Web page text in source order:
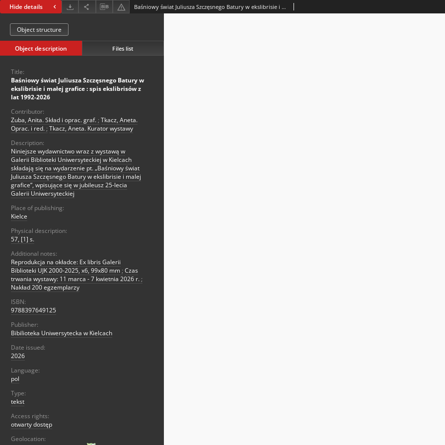
Hide details Baśniowy świat Juliusza Szczęsnego Batury w ekslibrisie i małej grafice : spis ekslibrisów z lat 1992-2026
Object structure
Object description Files list
Title:
Baśniowy świat Juliusza Szczęsnego Batury w
ekslibrisie i małej grafice : spis ekslibrisów z
lat 1992-2026
Contributor:
Zuba, Anita. Skład i oprac. graf. ; Tkacz, Aneta.
Oprac. i red. ; Tkacz, Aneta. Kurator wystawy
Description:
Niniejsze wydawnictwo wraz z wystawą w
Galerii Biblioteki Uniwersyteckiej w Kielcach
składają się na wydarzenie pt. „Baśniowy świat
Juliusza Szczęsnego Batury w ekslibrisie i malej
grafice”, wpisujące się w jubileusz 25-lecia
Galerii Uniwersyteckiej
Place of publishing:
Kielce
Physical description:
57, [1] s.
Additional notes:
Reprodukcja na okładce: Ex libris Galerii
Biblioteki UJK 2000-2025, x6, 99x80 mm ; Czas
trwania wystawy: 11 marca - 7 kwietnia 2026 r. ;
Nakład 200 egzemplarzy
ISBN:
9788397649125
Publisher:
Bibilioteka Uniwersytecka w Kielcach
Date issued:
2026
Language:
pol
Type:
tekst
Access rights:
otwarty dostęp
Geolocation: